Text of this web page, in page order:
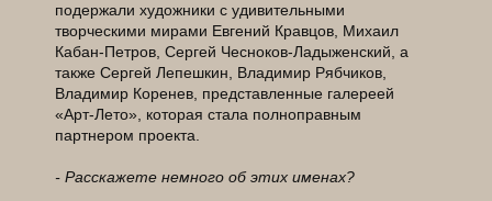
подержали художники с удивительными
творческими мирами Евгений Кравцов, Михаил
Кабан-Петров, Сергей Чесноков-Ладыженский, а
также Сергей Лепешкин, Владимир Рябчиков,
Владимир Коренев, представленные галереей
«Арт-Лето», которая стала полноправным
партнером проекта.
- Расскажете немного об этих именах?